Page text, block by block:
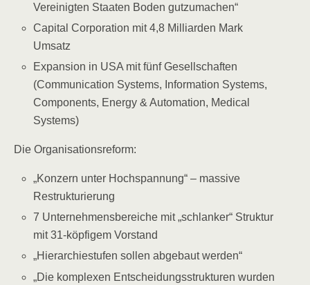
Vereinigten Staaten Boden gutzumachen“
Capital Corporation mit 4,8 Milliarden Mark
Umsatz
Expansion in USA mit fünf Gesellschaften
(Communication Systems, Information Systems,
Components, Energy & Automation, Medical
Systems)
Die Organisationsreform:
„Konzern unter Hochspannung“ – massive
Restrukturierung
7 Unternehmensbereiche mit „schlanker“ Struktur
mit 31-köpfigem Vorstand
„Hierarchiestufen sollen abgebaut werden“
„Die komplexen Entscheidungsstrukturen wurden